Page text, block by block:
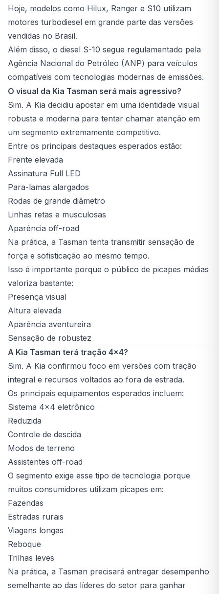
Hoje, modelos como Hilux, Ranger e S10 utilizam
motores turbodiesel em grande parte das versões
vendidas no Brasil.
Além disso, o diesel S-10 segue regulamentado pela
Agência Nacional do Petróleo (ANP) para veículos
compatíveis com tecnologias modernas de emissões.
O visual da Kia Tasman será mais agressivo?
Sim. A Kia decidiu apostar em uma identidade visual
robusta e moderna para tentar chamar atenção em
um segmento extremamente competitivo.
Entre os principais destaques esperados estão:
Frente elevada
Assinatura Full LED
Para-lamas alargados
Rodas de grande diâmetro
Linhas retas e musculosas
Aparência off-road
Na prática, a Tasman tenta transmitir sensação de
força e sofisticação ao mesmo tempo.
Isso é importante porque o público de picapes médias
valoriza bastante:
Presença visual
Altura elevada
Aparência aventureira
Sensação de robustez
A Kia Tasman terá tração 4x4?
Sim. A Kia confirmou foco em versões com tração
integral e recursos voltados ao fora de estrada.
Os principais equipamentos esperados incluem:
Sistema 4x4 eletrônico
Reduzida
Controle de descida
Modos de terreno
Assistentes off-road
O segmento exige esse tipo de tecnologia porque
muitos consumidores utilizam picapes em:
Fazendas
Estradas rurais
Viagens longas
Reboque
Trilhas leves
Na prática, a Tasman precisará entregar desempenho
semelhante ao das líderes do setor para ganhar